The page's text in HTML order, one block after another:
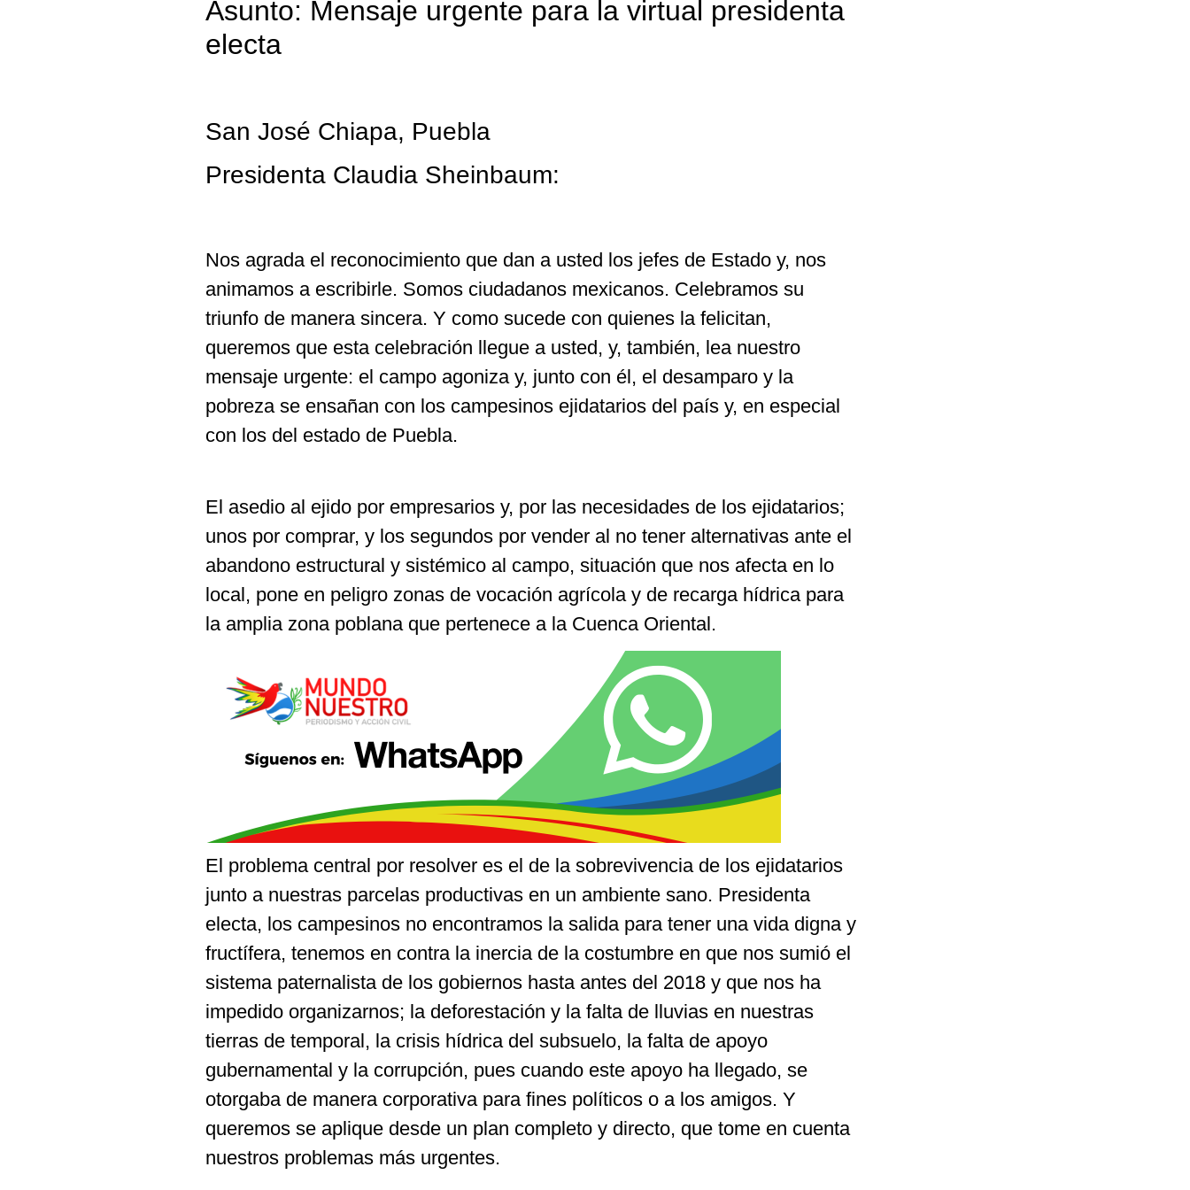
Asunto: Mensaje urgente para la virtual presidenta
electa
San José Chiapa, Puebla
Presidenta Claudia Sheinbaum:
Nos agrada el reconocimiento que dan a usted los jefes de Estado y, nos
animamos a escribirle. Somos ciudadanos mexicanos. Celebramos su
triunfo de manera sincera. Y como sucede con quienes la felicitan,
queremos que esta celebración llegue a usted, y, también, lea nuestro
mensaje urgente: el campo agoniza y, junto con él, el desamparo y la
pobreza se ensañan con los campesinos ejidatarios del país y, en especial
con los del estado de Puebla.
El asedio al ejido por empresarios y, por las necesidades de los ejidatarios;
unos por comprar, y los segundos por vender al no tener alternativas ante el
abandono estructural y sistémico al campo, situación que nos afecta en lo
local, pone en peligro zonas de vocación agrícola y de recarga hídrica para
la amplia zona poblana que pertenece a la Cuenca Oriental.
El problema central por resolver es el de la sobrevivencia de los ejidatarios
junto a nuestras parcelas productivas en un ambiente sano. Presidenta
electa, los campesinos no encontramos la salida para tener una vida digna y
fructífera, tenemos en contra la inercia de la costumbre en que nos sumió el
sistema paternalista de los gobiernos hasta antes del 2018 y que nos ha
impedido organizarnos; la deforestación y la falta de lluvias en nuestras
tierras de temporal, la crisis hídrica del subsuelo, la falta de apoyo
gubernamental y la corrupción, pues cuando este apoyo ha llegado, se
otorgaba de manera corporativa para fines políticos o a los amigos. Y
queremos se aplique desde un plan completo y directo, que tome en cuenta
nuestros problemas más urgentes.